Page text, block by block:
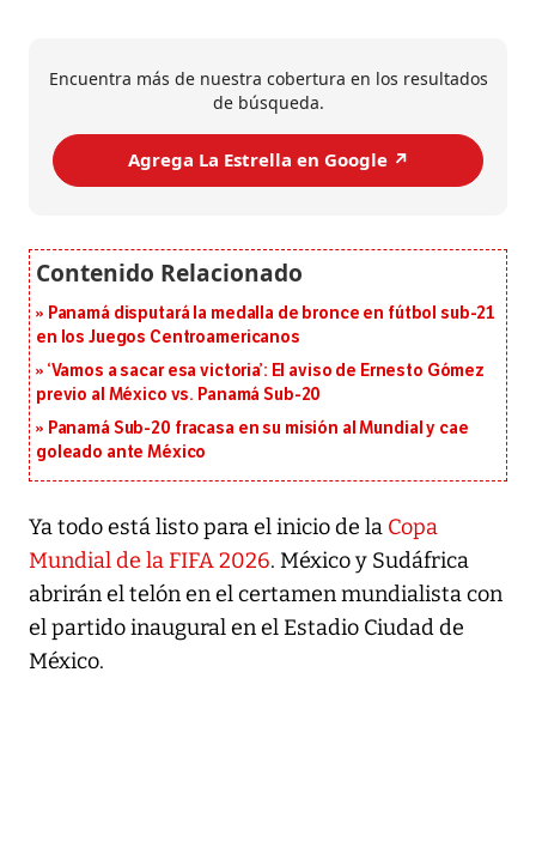
Encuentra más de nuestra cobertura en los resultados
de búsqueda.
Agrega La Estrella en Google ↗️
Panamá disputará la medalla de bronce en fútbol sub-21
en los Juegos Centroamericanos
‘Vamos a sacar esa victoria’: El aviso de Ernesto Gómez
previo al México vs. Panamá Sub-20
Panamá Sub-20 fracasa en su misión al Mundial y cae
goleado ante México
Ya todo está listo para el inicio de la Copa
Mundial de la FIFA 2026. México y Sudáfrica
abrirán el telón en el certamen mundialista con
el partido inaugural en el Estadio Ciudad de
México.